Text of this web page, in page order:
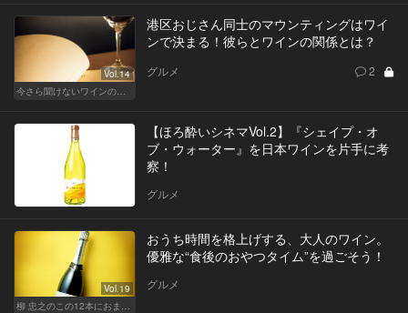
Vol.14
今さら聞けないワインの基礎知識
港区おじさん同士のマウンティングはワイ
ンで決まる！彼らとワインの関係とは？
グルメ 2
【ほろ酔いシネマVol.2】『シェイプ・オ
ブ・ウォーター』を日本ワインを片手に考
察！
グルメ
Vol.19
柳 忠之のこの12本におまかせ
おうち時間を格上げする、大人のワイン。
優雅な“食後のおやつタイム”を過ごそう！
グルメ